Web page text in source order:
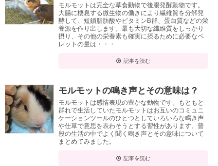
モルモットは完全な草食動物で後腸発酵動物です。
大腸に棲息する微生物の働きにより繊維質を分解発
酵して、短鎖脂肪酸やビタミンB群、蛋白質などの栄
養源を作り出します。最も大切な繊維質をしっかり
摂り、その他の栄養素も確実に摂るために必要なペ
レットの量は・・・
記事を読む
モルモットの鳴き声とその意味は？
モルモットは感情表現の豊かな動物です。もともと
群れで生活していたモルモットはお互いのコミュニ
ケーションツールのひとつとしていろいろな鳴き声
や仕草で意思を表わそうとする習性があります。普
段の生活の中でよく聞く鳴き声とその意味について
まとめてみました。
記事を読む